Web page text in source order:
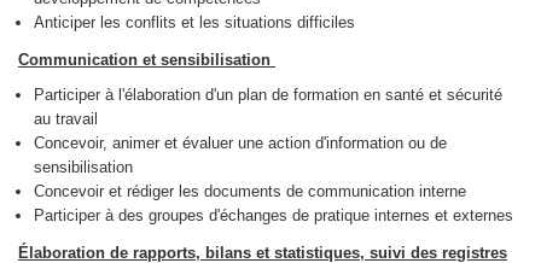
Anticiper les conflits et les situations difficiles
Communication et sensibilisation
Participer à l'élaboration d'un plan de formation en santé et sécurité
au travail
Concevoir, animer et évaluer une action d'information ou de
sensibilisation
Concevoir et rédiger les documents de communication interne
Participer à des groupes d'échanges de pratique internes et externes
Élaboration de rapports, bilans et statistiques, suivi des registres